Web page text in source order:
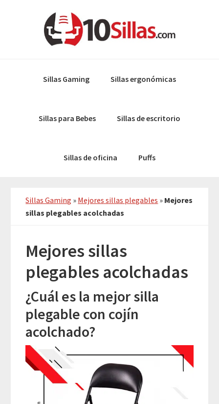
Sillas Gaming Sillas ergonómicas
Sillas para Bebes Sillas de escritorio
Sillas de oficina Puffs
Sillas Gaming » Mejores sillas plegables » Mejores
sillas plegables acolchadas
Mejores sillas
plegables acolchadas
¿Cuál es la mejor silla
plegable con cojín
acolchado?